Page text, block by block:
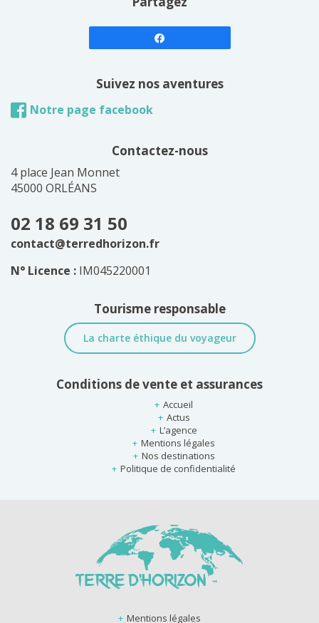
Suivez nos aventures
Notre page facebook
Contactez-nous
4 place Jean Monnet
45000 ORLÉANS
02 18 69 31 50
contact@terredhorizon.fr
N° Licence : IM045220001
Tourisme responsable
La charte éthique du voyageur
Conditions de vente et assurances
Accueil
Actus
L’agence
Mentions légales
Nos destinations
Politique de confidentialité
Mentions légales